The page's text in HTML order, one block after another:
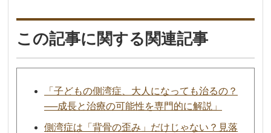
この記事に関する関連記事
「子どもの側湾症、大人になっても治るの？
──成長と治療の可能性を専門的に解説」
側湾症は「背骨の歪み」だけじゃない？見落